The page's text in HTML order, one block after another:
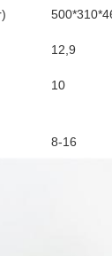
12,9
10
8-16